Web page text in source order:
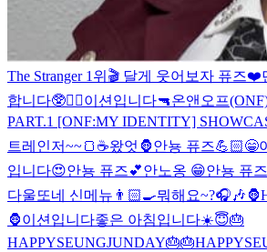
The Stranger 1위🎬 달게 웃어보자 퓨즈❤️
합니다🥸❤️‍🔥이션입니다🔫온앤오프
PART.1 [ONF:MY IDENTITY]
트레인저~~🍞☕️왔엇🦍안뇽 퓨즈💪🏻😁
입니다😍안뇽 퓨즈💕안노옹 😁안뇽 퓨
다울또네 신메뉴👨🏻‍🍳뭐해요~?🎧🎶
🦍이션입니다좋은 아침입니다☀️😇🎂
HAPPYSEUNGJUNDAY🎂